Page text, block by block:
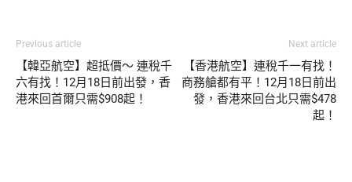
Previous article
【韓亞航空】超抵價～ 連稅千
六有找！12月18日前出發，香
港來回首爾只需$908起！
Next article
【香港航空】連稅千一有找！
商務艙都有平！12月18日前出
發，香港來回台北只需$478
起！